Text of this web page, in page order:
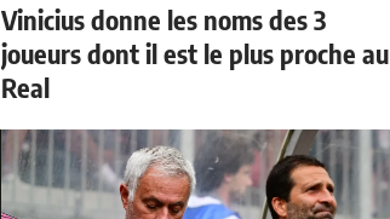
Vinicius donne les noms des 3
joueurs dont il est le plus proche au
Real